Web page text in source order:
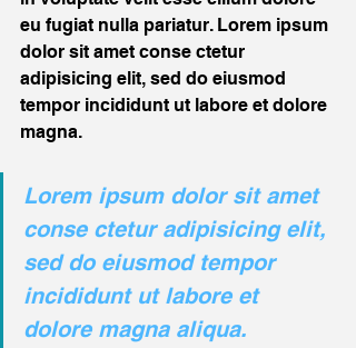
eu fugiat nulla pariatur. Lorem ipsum
dolor sit amet conse ctetur
adipisicing elit, sed do eiusmod
tempor incididunt ut labore et dolore
magna.
Lorem ipsum dolor sit amet
conse ctetur adipisicing elit,
sed do eiusmod tempor
incididunt ut labore et
dolore magna aliqua.